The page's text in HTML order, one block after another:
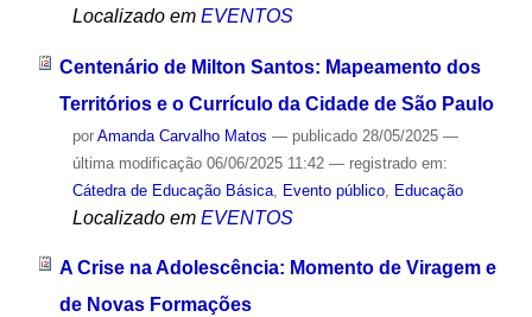
Localizado em EVENTOS
Centenário de Milton Santos: Mapeamento dos
Territórios e o Currículo da Cidade de São Paulo
por Amanda Carvalho Matos — publicado28/05/2025 —
última modificação06/06/2025 11:42 — registrado em:
Cátedra de Educação Básica, Evento público, Educação
Localizado em EVENTOS
A Crise na Adolescência: Momento de Viragem e
de Novas Formações